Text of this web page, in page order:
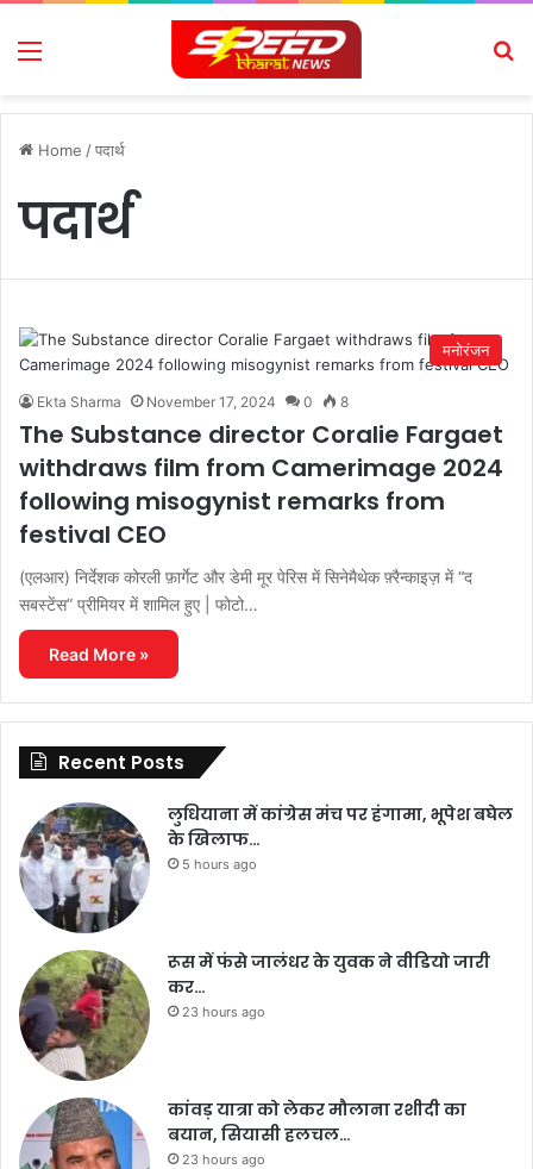
Menu
Home /पदार्थ
पदार्थ
मनोरंजन
Ekta Sharma November 17, 2024 0 8
The Substance director Coralie Fargaet
withdraws film from Camerimage 2024
following misogynist remarks from
festival CEO
(एलआर) निर्देशक कोरली फ़ार्गेट और डेमी मूर पेरिस में सिनेमैथेक फ़्रैन्काइज़ में “द
सबस्टेंस” प्रीमियर में शामिल हुए | फोटो…
Read More »
Recent Posts
लुधियाना में कांग्रेस मंच पर हंगामा, भूपेश बघेल
के खिलाफ…
5 hours ago
रूस में फंसे जालंधर के युवक ने वीडियो जारी
कर…
23 hours ago
कांवड़ यात्रा को लेकर मौलाना रशीदी का
बयान, सियासी हलचल…
23 hours ago